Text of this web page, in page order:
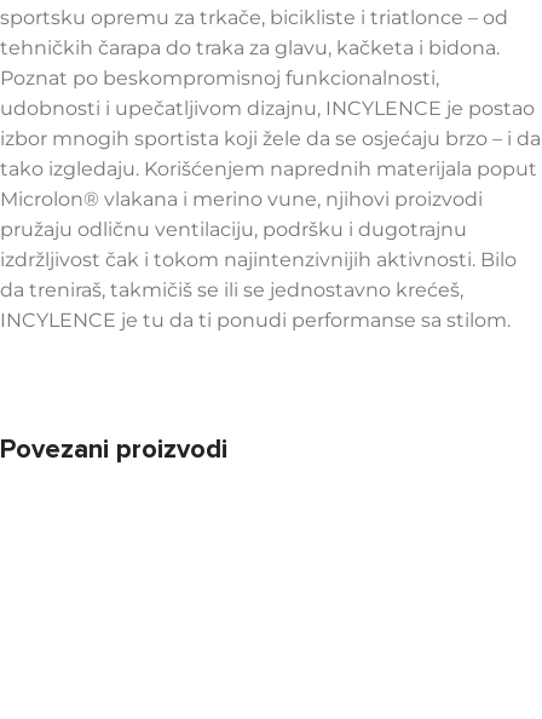
sportsku opremu za trkače, bicikliste i triatlonce – od
tehničkih čarapa do traka za glavu, kačketa i bidona.
Poznat po beskompromisnoj funkcionalnosti,
udobnosti i upečatljivom dizajnu, INCYLENCE je postao
izbor mnogih sportista koji žele da se osjećaju brzo – i da
tako izgledaju. Korišćenjem naprednih materijala poput
Microlon® vlakana i merino vune, njihovi proizvodi
pružaju odličnu ventilaciju, podršku i dugotrajnu
izdržljivost čak i tokom najintenzivnijih aktivnosti. Bilo
da treniraš, takmičiš se ili se jednostavno krećeš,
INCYLENCE je tu da ti ponudi performanse sa stilom.
Povezani proizvodi